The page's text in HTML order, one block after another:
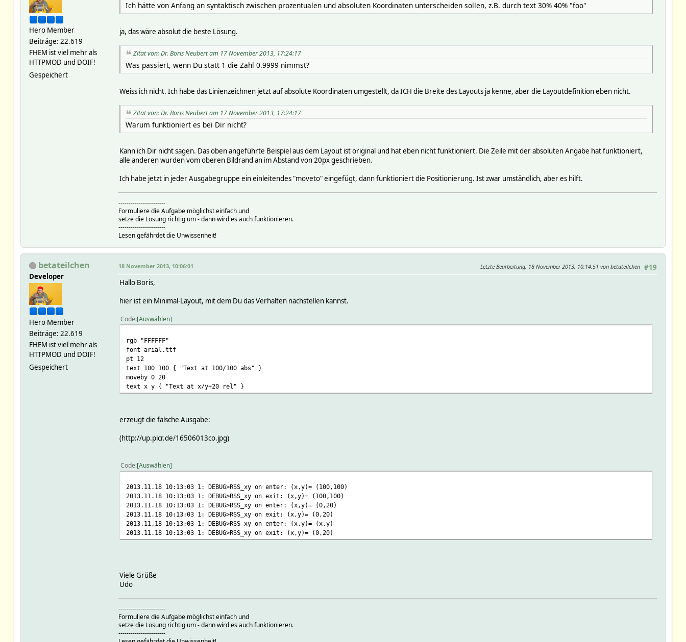
Hero Member
Beiträge: 22.619
FHEM ist viel mehr als
HTTPMOD und DOIF!
Gespeichert
Ich hätte von Anfang an syntaktisch zwischen prozentualen und absoluten Koordinaten unterscheiden sollen, z.B. durch text 30% 40% "foo"
ja, das wäre absolut die beste Lösung.
Zitat von: Dr. Boris Neubert am 17 November 2013, 17:24:17
Was passiert, wenn Du statt 1 die Zahl 0.9999 nimmst?
Weiss ich nicht. Ich habe das Linienzeichnen jetzt auf absolute Koordinaten umgestellt, da ICH die Breite des Layouts ja kenne, aber die Layoutdefinition eben nicht.
Zitat von: Dr. Boris Neubert am 17 November 2013, 17:24:17
Warum funktioniert es bei Dir nicht?
Kann ich Dir nicht sagen. Das oben angeführte Beispiel aus dem Layout ist original und hat eben nicht funktioniert. Die Zeile mit der absoluten Angabe hat funktioniert,
alle anderen wurden vom oberen Bildrand an im Abstand von 20px geschrieben.
Ich habe jetzt in jeder Ausgabegruppe ein einleitendes "moveto" eingefügt, dann funktioniert die Positionierung. Ist zwar umständlich, aber es hilft.
-----------------------
Formuliere die Aufgabe möglichst einfach und
setze die Lösung richtig um - dann wird es auch funktionieren.
-----------------------
Lesen gefährdet die Unwissenheit!
betateilchen
Developer
Hero Member
Beiträge: 22.619
FHEM ist viel mehr als
HTTPMOD und DOIF!
Gespeichert
#19
18 November 2013, 10:06:01 Letzte Bearbeitung: 18 November 2013, 10:14:51 von betateilchen
Hallo Boris,
hier ist ein Minimal-Layout, mit dem Du das Verhalten nachstellen kannst.
Code Auswählen
rgb "FFFFFF"
font arial.ttf
pt 12
text 100 100 { "Text at 100/100 abs" }
moveby 0 20
text x y { "Text at x/y+20 rel" }
erzeugt die falsche Ausgabe:
(http://up.picr.de/16506013co.jpg)
Code Auswählen
2013.11.18 10:13:03 1: DEBUG>RSS_xy on enter: (x,y)= (100,100)
2013.11.18 10:13:03 1: DEBUG>RSS_xy on exit: (x,y)= (100,100)
2013.11.18 10:13:03 1: DEBUG>RSS_xy on enter: (x,y)= (0,20)
2013.11.18 10:13:03 1: DEBUG>RSS_xy on exit: (x,y)= (0,20)
2013.11.18 10:13:03 1: DEBUG>RSS_xy on enter: (x,y)= (x,y)
2013.11.18 10:13:03 1: DEBUG>RSS_xy on exit: (x,y)= (0,20)
Viele Grüße
Udo
-----------------------
Formuliere die Aufgabe möglichst einfach und
setze die Lösung richtig um - dann wird es auch funktionieren.
-----------------------